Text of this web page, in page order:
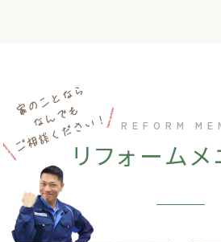
REFORM
リフォーム